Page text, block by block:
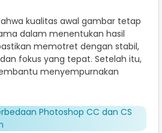
kualitas awal gambar tetap
dalam menentukan hasil
memotret dengan stabil,
fokus yang tepat. Setelah itu,
menyempurnakan
Photoshop CC dan CS